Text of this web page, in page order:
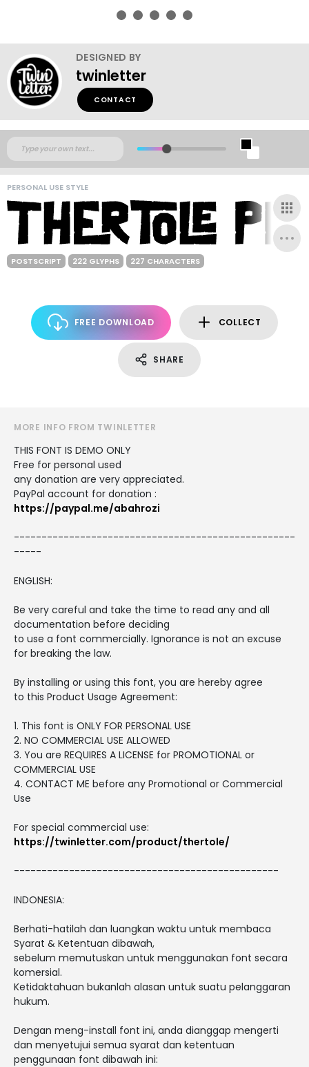
DESIGNED BY
twinletter
CONTACT
PERSONAL USE STYLE
POSTSCRIPT 222 GLYPHS 227 CHARACTERS
FREE DOWNLOAD COLLECT
SHARE
MORE INFO FROM TWINLETTER
THIS FONT IS DEMO ONLY
Free for personal used
any donation are very appreciated.
PayPal account for donation :
https://paypal.me/abahrozi
---------------------------------------------------
-----
ENGLISH:
Be very careful and take the time to read any and all
documentation before deciding
to use a font commercially. Ignorance is not an excuse
for breaking the law.
By installing or using this font, you are hereby agree
to this Product Usage Agreement:
1. This font is ONLY FOR PERSONAL USE
2. NO COMMERCIAL USE ALLOWED
3. You are REQUIRES A LICENSE for PROMOTIONAL or
COMMERCIAL USE
4. CONTACT ME before any Promotional or Commercial
Use
For special commercial use:
https://twinletter.com/product/thertole/
------------------------------------------------
INDONESIA:
Berhati-hatilah dan luangkan waktu untuk membaca
Syarat & Ketentuan dibawah,
sebelum memutuskan untuk menggunakan font secara
komersial.
Ketidaktahuan bukanlah alasan untuk suatu pelanggaran
hukum.
Dengan meng-install font ini, anda dianggap mengerti
dan menyetujui semua syarat dan ketentuan
penggunaan font dibawah ini: